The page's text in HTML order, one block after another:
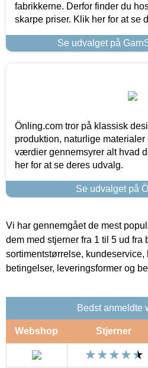
fabrikkerne. Derfor finder du
skarpe priser. Klik her for at se
Se udvalget på
Önling.com tror på klassisk
produktion, naturlige
værdier gennemsyrer alt hvad
her for at se deres udvalg.
Se udvalget på
Vi har gennemgået de mest
dem med stjerner fra 1 til 5 ud fra
sortimentstørrelse, kundeservice,
betingelser, leveringsformer og
Bedst anmeldte
Webshop Stjerner